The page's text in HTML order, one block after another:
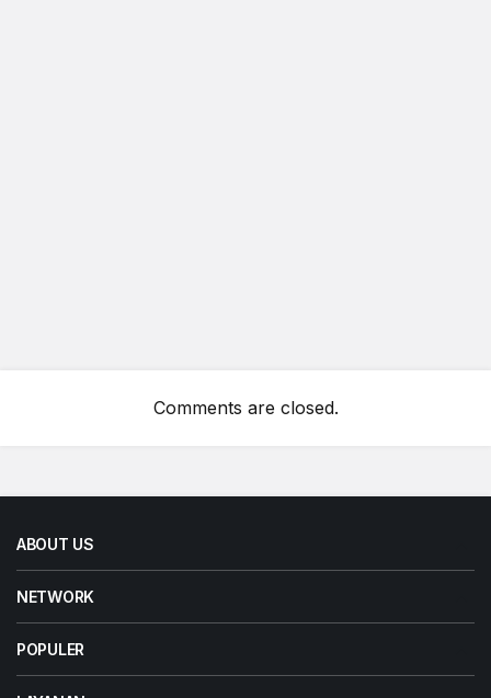
Comments are closed.
ABOUT US
NETWORK
POPULER